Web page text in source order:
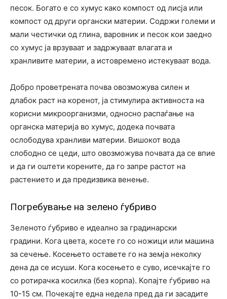
песок. Богато е со хумус како компост од лисја или
компост од други органски материи. Содржи големи и
мали честички од глина, варовник и песок кои заедно
со хумус ја врзуваат и задржуваат влагата и
хранливите материи, а истовремено истекуваат вода.
Добро проветрената почва овозможува силен и
длабок раст на коренот, ја стимулира активноста на
корисни микроорганизми, односно распаѓање на
органска материја во хумус, додека почвата
ослободува хранливи материи. Вишокот вода
слободно се цеди, што овозможува почвата да се впие
и да ги оштети корените, да го запре растот на
растението и да предизвика венење.
Погребување на зелено ѓубриво
Зеленото ѓубриво е идеално за градинарски
градини. Кога цвета, косете го со ножици или машина
за сечење. Косењето оставете го на земја неколку
дена да се исуши. Кога косењето е суво, исечкајте го
со ротирачка косилка (без корпа). Копајте ѓубриво на
10-15 см. Почекајте една недела пред да ги засадите